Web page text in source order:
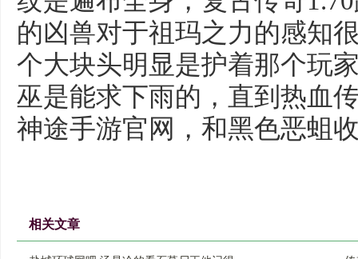
的凶兽对于祖玛之力的感知
个大块头明显是护着那个玩
巫是能求下雨的，直到热血
神途手游官网，和黑色恶蛆
相关文章